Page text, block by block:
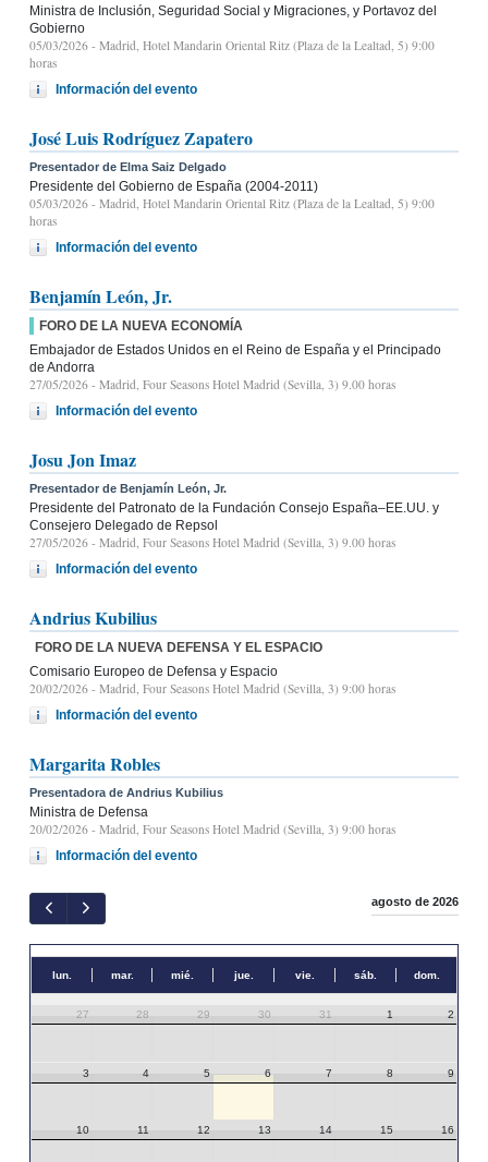
Ministra de Inclusión, Seguridad Social y Migraciones, y Portavoz del
Gobierno
05/03/2026 - Madrid, Hotel Mandarin Oriental Ritz (Plaza de la Lealtad, 5) 9:00
horas
Información del evento
José Luis Rodríguez Zapatero
Presentador de Elma Saiz Delgado
Presidente del Gobierno de España (2004-2011)
05/03/2026 - Madrid, Hotel Mandarin Oriental Ritz (Plaza de la Lealtad, 5) 9:00
horas
Información del evento
Benjamín León, Jr.
FORO DE LA NUEVA ECONOMÍA
Embajador de Estados Unidos en el Reino de España y el Principado
de Andorra
27/05/2026 - Madrid, Four Seasons Hotel Madrid (Sevilla, 3) 9.00 horas
Información del evento
Josu Jon Imaz
Presentador de Benjamín León, Jr.
Presidente del Patronato de la Fundación Consejo España–EE.UU. y
Consejero Delegado de Repsol
27/05/2026 - Madrid, Four Seasons Hotel Madrid (Sevilla, 3) 9.00 horas
Información del evento
Andrius Kubilius
FORO DE LA NUEVA DEFENSA Y EL ESPACIO
Comisario Europeo de Defensa y Espacio
20/02/2026 - Madrid, Four Seasons Hotel Madrid (Sevilla, 3) 9:00 horas
Información del evento
Margarita Robles
Presentadora de Andrius Kubilius
Ministra de Defensa
20/02/2026 - Madrid, Four Seasons Hotel Madrid (Sevilla, 3) 9:00 horas
Información del evento
agosto de 2026
lun. mar. mié. jue. vie. sáb. dom.
27 28 29 30 31 1 2
3 4 5 6 7 8 9
10 11 12 13 14 15 16